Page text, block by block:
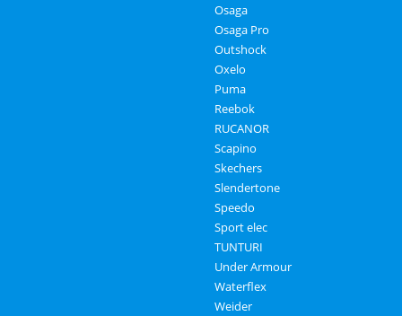
Osaga
Osaga Pro
Outshock
Oxelo
Puma
Reebok
RUCANOR
Scapino
Skechers
Slendertone
Speedo
Sport elec
TUNTURI
Under Armour
Waterflex
Weider